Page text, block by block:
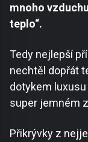
mnoho
teplo“.
Tedy nejlepší
nechtěl dopřát
dotykem
super jemném
Přikrývky z